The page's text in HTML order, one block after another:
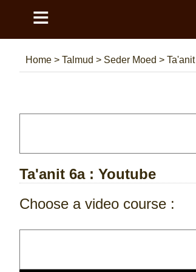
≡
Home > Talmud > Seder Moed > Ta'anit
Ta'anit 6a: Youtube
Choose a video course :